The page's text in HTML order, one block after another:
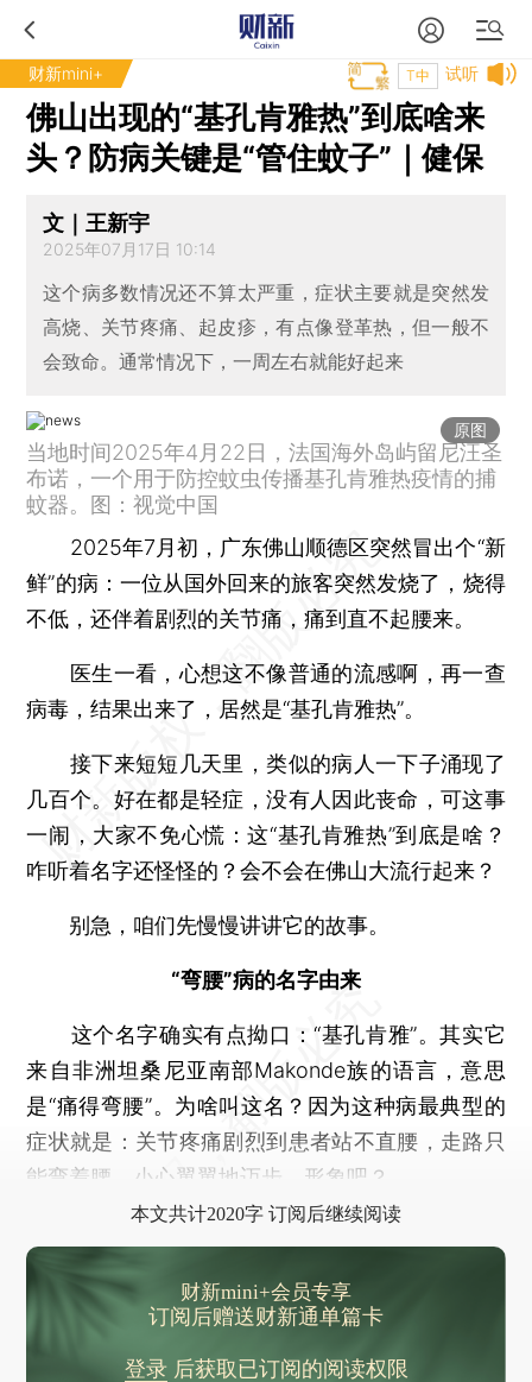
财新mini+ 试听
T中
佛山出现的“基孔肯雅热”到底啥来
头？防病关键是“管住蚊子”｜健保
文｜王新宇
2025年07月17日 10:14
这个病多数情况还不算太严重，症状主要就是突然发
高烧、关节疼痛、起皮疹，有点像登革热，但一般不
会致命。通常情况下，一周左右就能好起来
原图
当地时间2025年4月22日，法国海外岛屿留尼汪圣
布诺，一个用于防控蚊虫传播基孔肯雅热疫情的捕
蚊器。图：视觉中国
2025年7月初，广东佛山顺德区突然冒出个“新
鲜”的病：一位从国外回来的旅客突然发烧了，烧得
不低，还伴着剧烈的关节痛，痛到直不起腰来。
医生一看，心想这不像普通的流感啊，再一查
病毒，结果出来了，居然是“基孔肯雅热”。
接下来短短几天里，类似的病人一下子涌现了
几百个。好在都是轻症，没有人因此丧命，可这事
一闹，大家不免心慌：这“基孔肯雅热”到底是啥？
咋听着名字还怪怪的？会不会在佛山大流行起来？
别急，咱们先慢慢讲讲它的故事。
“弯腰”病的名字由来
这个名字确实有点拗口：“基孔肯雅”。其实它
来自非洲坦桑尼亚南部Makonde族的语言，意思
是“痛得弯腰”。为啥叫这名？因为这种病最典型的
症状就是：关节疼痛剧烈到患者站不直腰，走路只
能弯着腰、小心翼翼地迈步。形象吧？
本文共计2020字 订阅后继续阅读
财新mini+会员专享
订阅后赠送财新通单篇卡
登录后获取已订阅的阅读权限